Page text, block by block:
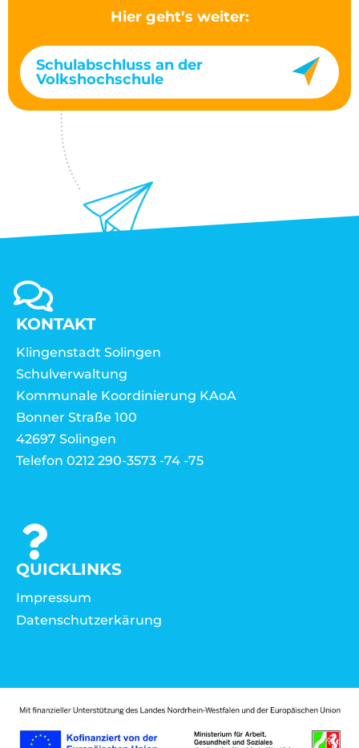
Hier geht’s weiter:
Schulabschluss an der
Volkshochschule
KONTAKT
Klingenstadt Solingen
Schulverwaltung
Kommunale Koordinierung KAoA
Bonner Straße 100
42697 Solingen
Telefon 0212 290-3573 -74 -75
QUICKLINKS
Impressum
Datenschutzerkärung